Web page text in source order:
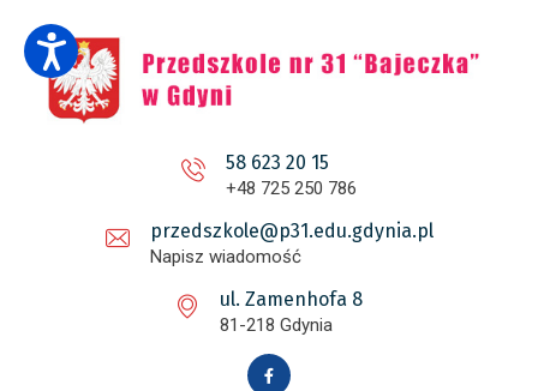
58 623 20 15
+48 725 250 786
przedszkole@p31.edu.gdynia.pl
Napisz wiadomość
ul. Zamenhofa 8
81-218 Gdynia